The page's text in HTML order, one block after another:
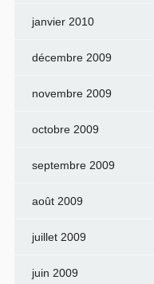
janvier 2010
décembre 2009
novembre 2009
octobre 2009
septembre 2009
août 2009
juillet 2009
juin 2009